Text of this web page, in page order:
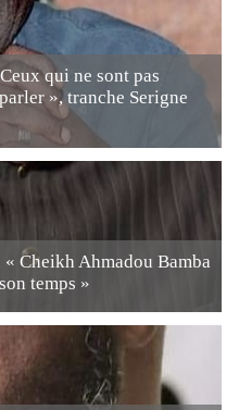
qui ne sont pas
», tranche Serigne
Cheikh Ahmadou Bamba
temps »